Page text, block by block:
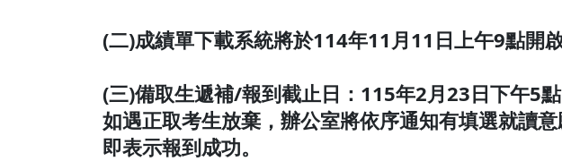
(二)成績單下載系統將於114年11月11日上午9點開
(三)備取生遞補/報到截止日：115年2月23日下午5點
如遇正取考生放棄，辦公室將依序通知有填選就讀
即表示報到成功。